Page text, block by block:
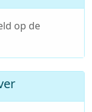
op de